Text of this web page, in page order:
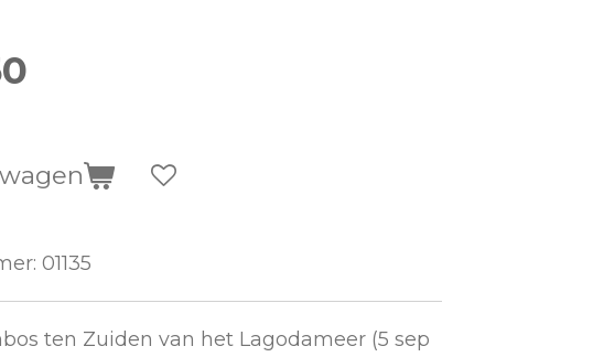
01135
ten Zuiden van het Lagodameer (5 sep